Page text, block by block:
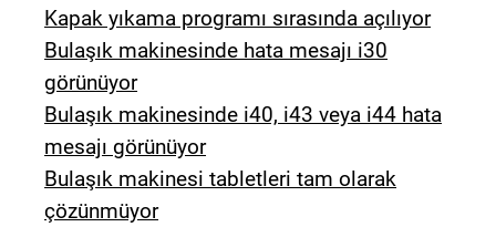
Kapak yıkama programı sırasında açılıyor
Bulaşık makinesinde hata mesajı i30
görünüyor
Bulaşık makinesinde i40, i43 veya i44 hata
mesajı görünüyor
Bulaşık makinesi tabletleri tam olarak
çözünmüyor